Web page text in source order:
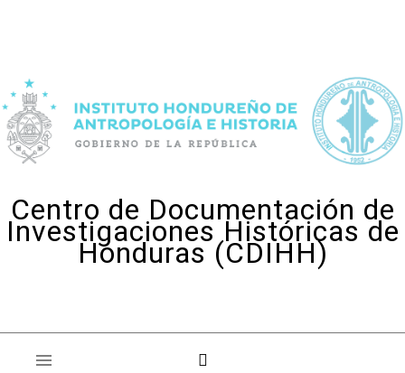
Centro de Documentación de
Investigaciones Históricas de
Honduras (CDIHH)